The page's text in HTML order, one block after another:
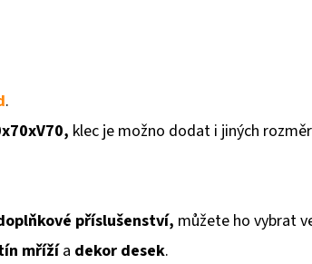
.
klec je možno dodat i jiných
příslušenství, můžete ho vybrat
mřížía dekor desek.